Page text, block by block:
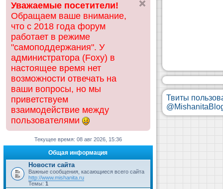
ск
Уважаемые посетители!
Обращаем ваше внимание,
что с 2018 года форум
работает в режиме
"самоподдержания". У
администратора (Foxy) в
настоящее время нет
возможности отвечать на
ваши вопросы, но мы
приветствуем
взаимодействие между
пользователями
Текущее время: 08 авг 2026, 15:36
Общая информация
Новости сайта
Важные сообщения, касающиеся всего сайта
http://www.mishanita.ru
Темы: 1
Твиты